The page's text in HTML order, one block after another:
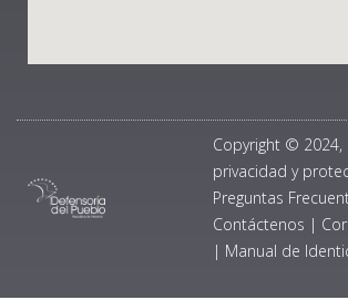
Copyright © 2024,
privacidad y
Preguntas
Contáctenos |
| Manual de